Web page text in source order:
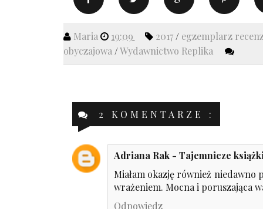
Maria 19:09 2017/ egzemplarz
obyczajowa /Wydawnictwo Replika
2 KOMENTARZE :
Adriana Rak - Tajemnicze
Miałam okazję również
wrażeniem. Mocna i poruszająca
Odpowiedz